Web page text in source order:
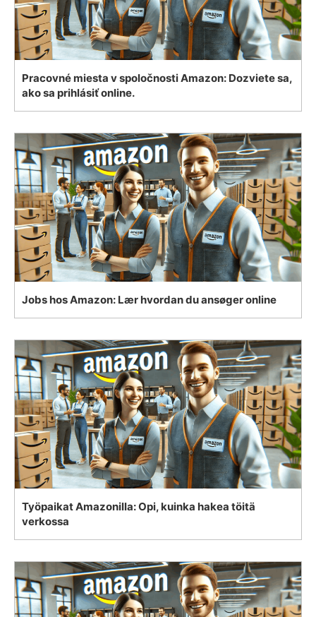
Pracovné miesta v spoločnosti Amazon: Dozviete sa,
ako sa prihlásiť online.
Jobs hos Amazon: Lær hvordan du ansøger online
Työpaikat Amazonilla: Opi, kuinka hakea töitä
verkossa